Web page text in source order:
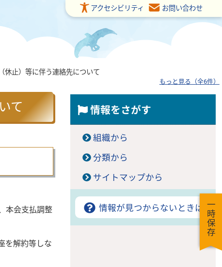
アクセシビリティ お問い合わせ
休止）等に伴う連絡先について
もっと見る（全6件）
て
本会支払調整
を解約等しな
情報をさがす
組織から
分類から
サイトマップから
情報が見つからないときは 一時保存